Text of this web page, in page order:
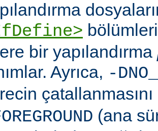
bir yapılandırma
Ayrıca, -
(ana